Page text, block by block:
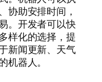
协助安排时间，
。开发者可以快
样化的选择，提
新闻更新、天气
机器人。